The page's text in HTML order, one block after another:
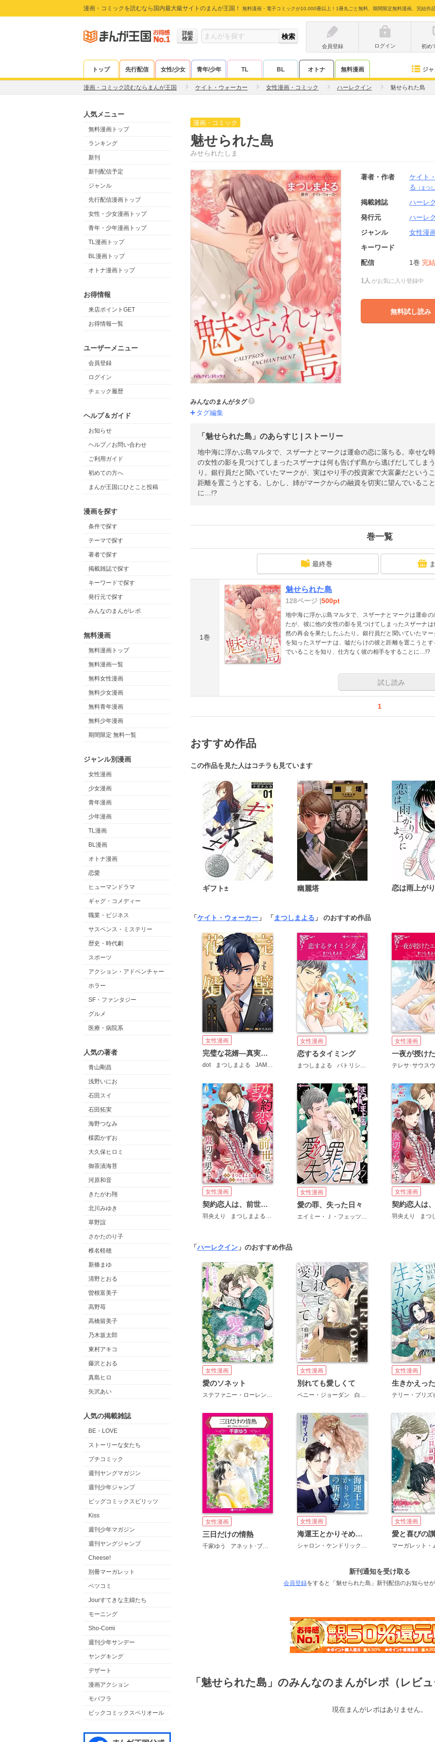
漫画・コミックを読むなら国内最大級サイトのまんが王国！ 無料漫画・電子コミックが10,000冊以上！1冊丸ごと無料、期間限定無料漫画、完結作
詳細
検索
会員登録
ログイン 初め
トップ 先行配信 女性/少女 青年/少年 TL BL オトナ 無料漫画 ジ
漫画・コミック読むならまんが王国 ケイト・ウォーカー 女性漫画・コミック ハーレクイン 魅せられた島
人気メニュー
無料漫画トップ
ランキング
新刊
新刊配信予定
ジャンル
先行配信漫画トップ
女性・少女漫画トップ
青年・少年漫画トップ
TL漫画トップ
BL漫画トップ
オトナ漫画トップ
お得情報
来店ポイントGET
お得情報一覧
ユーザーメニュー
会員登録
ログイン
チェック履歴
ヘルプ＆ガイド
お知らせ
ヘルプ／お問い合わせ
ご利用ガイド
初めての方へ
まんが王国にひとこと投稿
漫画を探す
条件で探す
テーマで探す
著者で探す
掲載雑誌で探す
キーワードで探す
発行元で探す
みんなのまんがレポ
無料漫画
無料漫画トップ
無料漫画一覧
無料女性漫画
無料少女漫画
無料青年漫画
無料少年漫画
期間限定 無料一覧
ジャンル別漫画
女性漫画
少女漫画
青年漫画
少年漫画
TL漫画
BL漫画
オトナ漫画
恋愛
ヒューマンドラマ
ギャグ・コメディー
職業・ビジネス
サスペンス・ミステリー
歴史・時代劇
スポーツ
アクション・アドベンチャー
ホラー
SF・ファンタジー
グルメ
医療・病院系
人気の著者
青山剛昌
浅野いにお
石田スイ
石田拓実
海野つなみ
楳図かずお
大久保ヒロミ
御茶漬海苔
河原和音
きたがわ翔
北川みゆき
草野誼
さかたのり子
椎名軽穂
新條まゆ
清野とおる
曽根富美子
高野苺
高橋留美子
乃木坂太郎
東村アキコ
藤沢とおる
真島ヒロ
矢沢あい
人気の掲載雑誌
BE・LOVE
ストーリーな女たち
プチコミック
週刊ヤングマガジン
週刊少年ジャンプ
ビッグコミックスピリッツ
Kiss
週刊少年マガジン
週刊ヤングジャンプ
Cheese!
別冊マーガレット
ベツコミ
Jourすてきな主婦たち
モーニング
Sho-Comi
週刊少年サンデー
ヤングキング
デザート
漫画アクション
モバフラ
ビックコミックスペリオール
漫画・コミック
魅せられた島
みせられたしま
著者・作者
ケイト
る
（まつ
掲載雑誌
ハーレ
発行元
ハーレ
ジャンル
女性漫
キーワード
配信
1巻 完結
1人 がお気に入り登録中
無料試し読み
みんなのまんがタグ
タグ編集
「魅せられた島」のあらすじ | ストーリー
地中海に浮かぶ島マルタで、スザーナとマークは運命の恋に落ちる。幸せな
の女性の影を見つけてしまったスザーナは何も告げず島から逃げだしてしま
り。銀行員だと聞いていたマークが、実はやり手の投資家で大富豪だという
距離を置こうとする。しかし、姉がマークからの融資を切実に望んでいるこ
に…!?
巻一覧
最終巻
1巻
魅せられた島
128ページ |500pt
地中海に浮かぶ島マルタで、スザーナとマークは運命
たが、彼に他の女性の影を見つけてしまったスザーナ
然の再会を果たしたふたり。銀行員だと聞いていたマ
を知ったスザーナは、嘘だらけの彼と距離を置こうと
でいることを知り、仕方なく彼の相手をすることに…!?
試し読み
1
おすすめ作品
この作品を見た人はコチラも見ています
ギフト± 幽麗塔
「ケイト・ウォーカー 」 「まつしまよる 」 のおすすめ作品
女性漫画
完璧な花婿―真実の愛を捧げますか？【タテヨミ】
dot まつしまよる JAMTOON
女性漫画
恋するタイミング
まつしまよる パトリシア・ノール
女性漫画
女性漫画
契約恋人は、前世で私を裏切った男です【ページ版】
羽央えり まつしまよる JAMTOON
女性漫画
愛の罪、失った日々
まつしまよる
女性漫画
羽央えり まつ
「ハーレクイン 」のおすすめ作品
女性漫画
愛のソネット
わたぬきめん
女性漫画
別れても愛しくて
ペニー・ジョーダン 白井幸子
女性漫画
生きかえっ
テリー・ブリズ
女性漫画
三日だけの情熱
千家ゆう アネット･ブロードリック
女性漫画
海運王とかりそめの新妻
シャロン・ケンドリック椿野イメリ
女性漫画
愛と喜びの
新刊通知を受け取る
会員登録をすると「魅せられた島」新刊配信のお知らせ
「魅せられた島」のみんなのまんがレポ（レビ
現在まんがレポはありません。